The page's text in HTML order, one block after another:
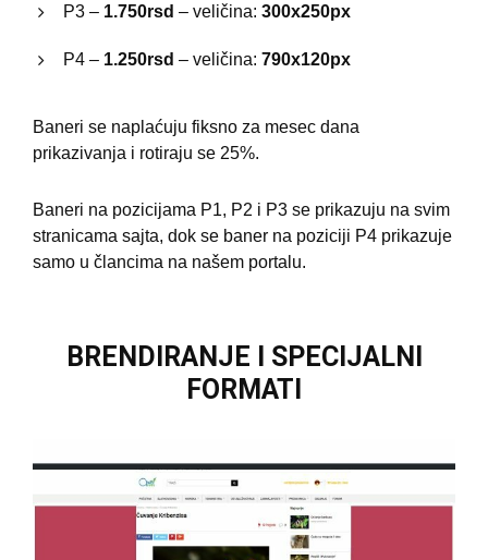
P3 – 1.750rsd – veličina: 300x250px
P4 – 1.250rsd – veličina: 790x120px
Baneri se naplaćuju fiksno za mesec dana
prikazivanja i rotiraju se 25%.
Baneri na pozicijama P1, P2 i P3 se prikazuju na svim
stranicama sajta, dok se baner na poziciji P4 prikazuje
samo u člancima na našem portalu.
BRENDIRANJE I SPECIJALNI
FORMATI